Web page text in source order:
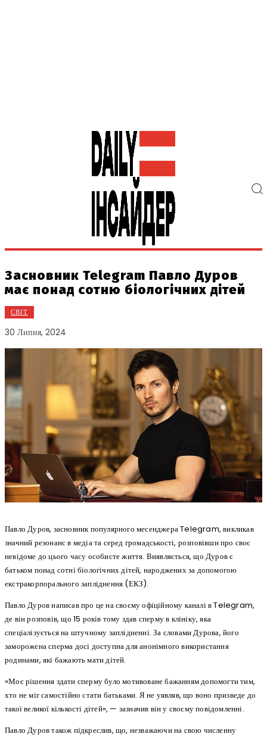
Засновник Telegram Павло Дуров
має понад сотню біологічних дітей
СВІТ
30 Липня, 2024
Павло Дуров, засновник популярного месенджера Telegram, викликав
значний резонанс в медіа та серед громадськості, розповівши про своє
невідоме до цього часу особисте життя. Виявляється, що Дуров є
батьком понад сотні біологічних дітей, народжених за допомогою
екстракорпорального запліднення (ЕКЗ).
Павло Дуров написав про це на своєму офіційному каналі в Telegram,
де він розповів, що 15 років тому здав сперму в клініку, яка
спеціалізується на штучному заплідненні. За словами Дурова, його
заморожена сперма досі доступна для анонімного використання
родинами, які бажають мати дітей.
«Моє рішення здати сперму було мотивоване бажанням допомогти тим,
хто не міг самостійно стати батьками. Я не уявляв, що воно призведе до
такої великої кількості дітей», — зазначив він у своєму повідомленні.
Павло Дуров також підкреслив, що, незважаючи на свою численну